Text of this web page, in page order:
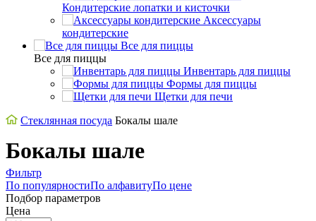
Кондитерские лопатки и кисточки
Аксессуары
кондитерские
Все для пиццы
Все для пиццы
Инвентарь для пиццы
Формы для пиццы
Щетки для печи
Стеклянная посуда Бокалы шале
Бокалы шале
Фильтр
По популярностиПо алфавитуПо цене
Подбор параметров
Цена